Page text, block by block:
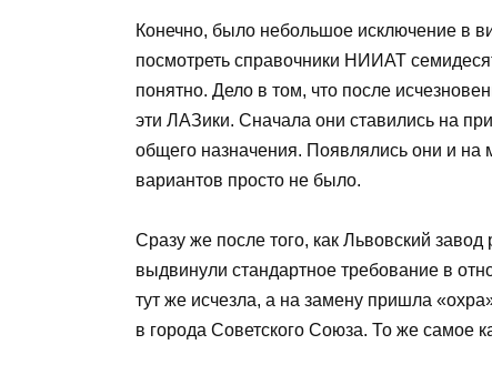
Конечно, было небольшое исключение в
посмотреть справочники НИИАТ
понятно. Дело в том, что после
эти ЛАЗики. Сначала они ставились на
общего назначения. Появлялись они и на
вариантов просто не было.
Сразу же после того, как Львовский
выдвинули стандартное требование в
тут же исчезла, а на замену пришла
в города Советского Союза. То же самое